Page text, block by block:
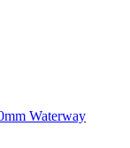
Waterway